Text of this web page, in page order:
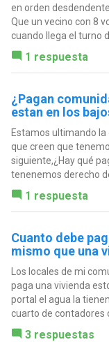
en orden
Que un vecino con 8
cuando llega el turno
1 respuesta
¿Pagan
estan en los
Estamos ultimando
que creen que
siguiente,¿Hay qué
tenenemos derecho
1 respuesta
Cuanto debe
mismo que una
Los locales de mi
paga una vivienda
portal el agua la
cuarto de contadores
3 respuestas